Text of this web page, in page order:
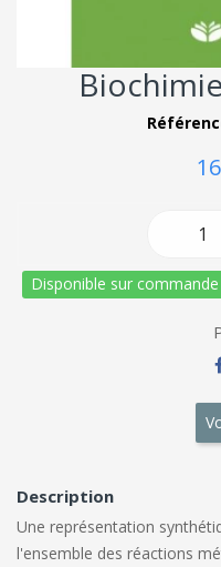
Disponible sur
Description
Une représentation
l'ensemble des réactions